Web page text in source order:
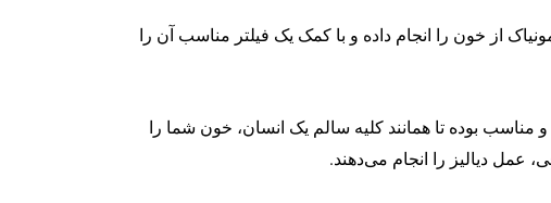
از خون را انجام داده و با کمک یک فیلتر مناسب آن را
و مناسب بوده تا همانند کلیه سالم یک انسان، خون شما را
عمل دیالیز را انجام می‌دهند.